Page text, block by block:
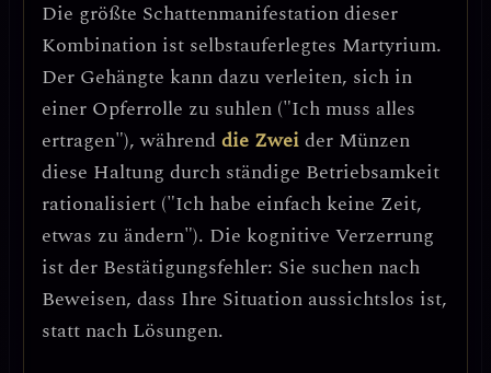
Die größte Schattenmanifestation dieser
Kombination ist selbstauferlegtes Martyrium.
Der Gehängte kann dazu verleiten, sich in
einer Opferrolle zu suhlen ("Ich muss alles
ertragen"), während die Zweider Münzen
diese Haltung durch ständige Betriebsamkeit
rationalisiert ("Ich habe einfach keine Zeit,
etwas zu ändern"). Die kognitive Verzerrung
ist der Bestätigungsfehler: Sie suchen nach
Beweisen, dass Ihre Situation aussichtslos ist,
statt nach Lösungen.